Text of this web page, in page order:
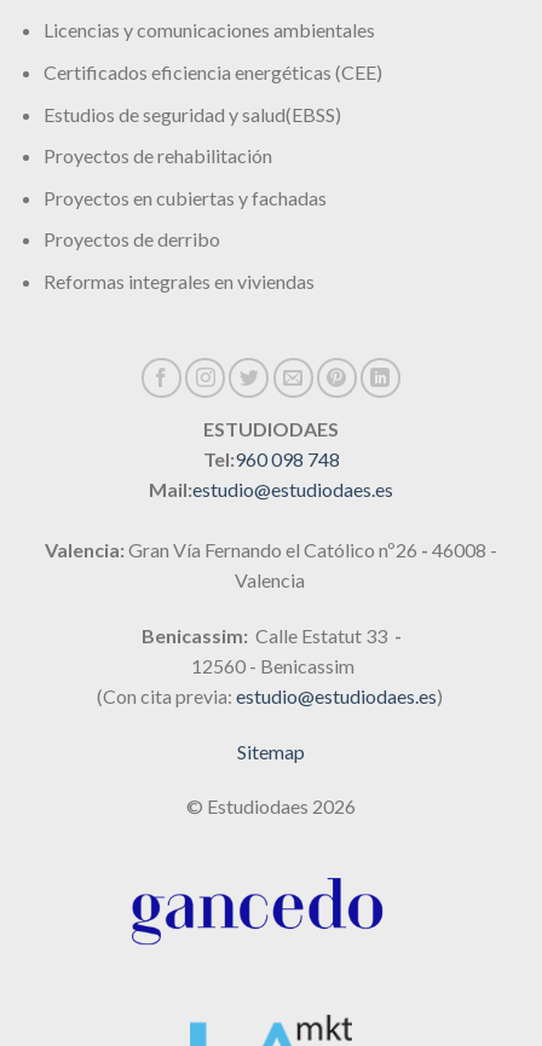
Licencias y comunicaciones ambientales
Certificados eficiencia energéticas (CEE)
Estudios de seguridad y salud(EBSS)
Proyectos de rehabilitación
Proyectos en cubiertas y fachadas
Proyectos de derribo
Reformas integrales en viviendas
ESTUDIODAES
Tel:960 098 748
Mail:estudio@estudiodaes.es
Valencia: Gran Vía Fernando el Católico nº26 - 46008 -
Valencia
Benicassim: Calle Estatut 33 -
12560 - Benicassim
(Con cita previa: estudio@estudiodaes.es)
Sitemap
© Estudiodaes 2026